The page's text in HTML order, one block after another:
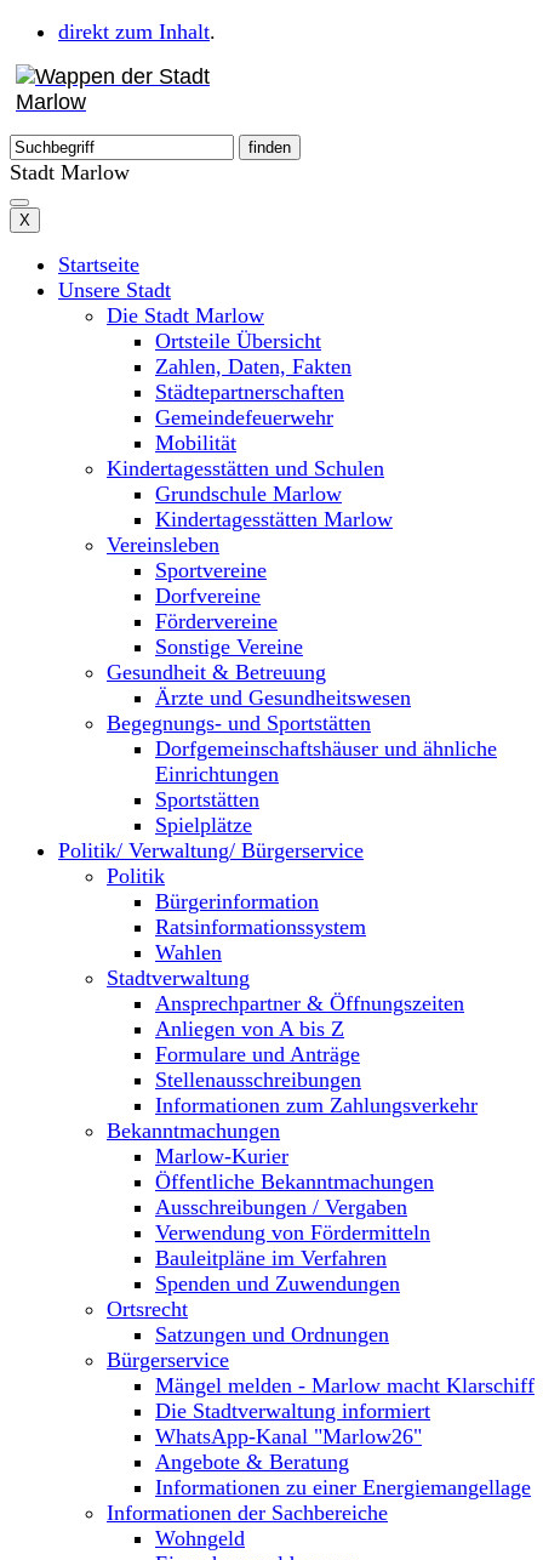
direkt zum Inhalt.
Stadt Marlow
X
Startseite
Unsere Stadt
Die Stadt Marlow
Ortsteile Übersicht
Zahlen, Daten, Fakten
Städtepartnerschaften
Gemeindefeuerwehr
Mobilität
Kindertagesstätten und Schulen
Grundschule Marlow
Kindertagesstätten Marlow
Vereinsleben
Sportvereine
Dorfvereine
Fördervereine
Sonstige Vereine
Gesundheit & Betreuung
Ärzte und Gesundheitswesen
Begegnungs- und Sportstätten
Dorfgemeinschaftshäuser und ähnliche
Einrichtungen
Sportstätten
Spielplätze
Politik/ Verwaltung/ Bürgerservice
Politik
Bürgerinformation
Ratsinformationssystem
Wahlen
Stadtverwaltung
Ansprechpartner & Öffnungszeiten
Anliegen von A bis Z
Formulare und Anträge
Stellenausschreibungen
Informationen zum Zahlungsverkehr
Bekanntmachungen
Marlow-Kurier
Öffentliche Bekanntmachungen
Ausschreibungen / Vergaben
Verwendung von Fördermitteln
Bauleitpläne im Verfahren
Spenden und Zuwendungen
Ortsrecht
Satzungen und Ordnungen
Bürgerservice
Mängel melden - Marlow macht Klarschiff
Die Stadtverwaltung informiert
WhatsApp-Kanal "Marlow26"
Angebote & Beratung
Informationen zu einer Energiemangellage
Informationen der Sachbereiche
Wohngeld